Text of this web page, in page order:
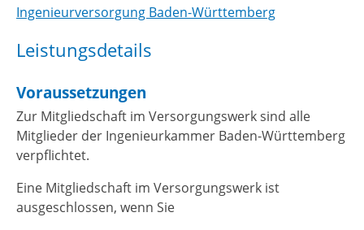
Ingenieurversorgung Baden-Württemberg
Leistungsdetails
Voraussetzungen
Zur Mitgliedschaft im Versorgungswerk sind alle
Mitglieder der Ingenieurkammer Baden-Württemberg
verpflichtet.
Eine Mitgliedschaft im Versorgungswerk ist
ausgeschlossen, wenn Sie